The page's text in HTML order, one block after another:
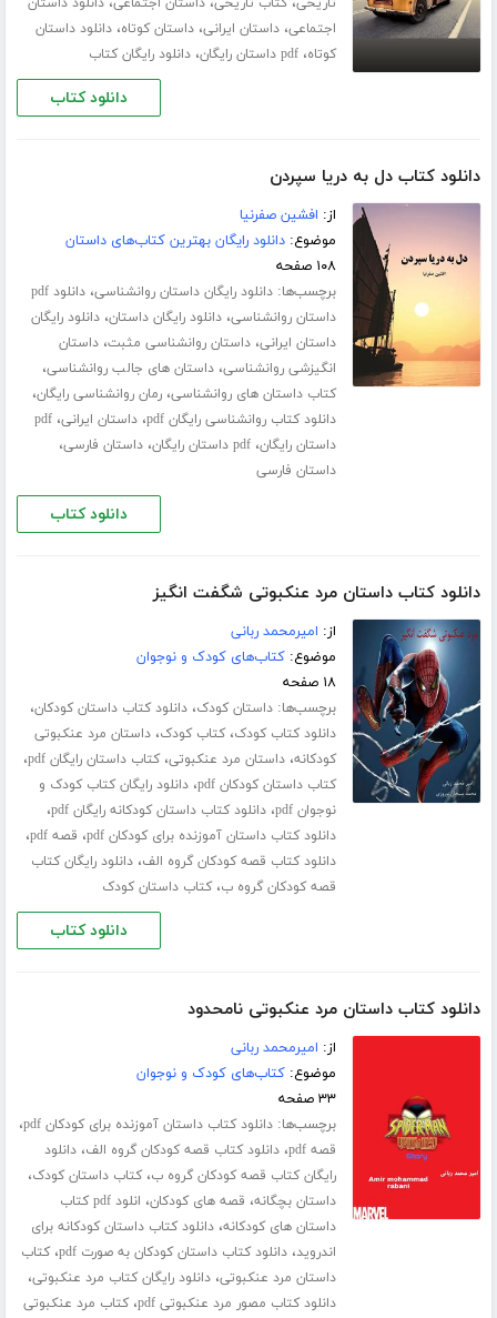
تاریخی کتاب تاریخی داستان اجتماعی دانلود داستان
اجتماعی،داستان ایرانی،داستان کوتاه،دانلود داستان
کوتاه،pdf داستان رایگان ،دانلود رایگان کتاب
دانلود کتاب
دانلود کتاب دل به دریا سپردن
از: افشین صفرنیا
موضوع:دانلود رایگان بهترین کتاب‌های داستان
۱۰۸ صفحه
برچسب‌ها:دانلود رایگان داستان روانشناسی،
دانلود pdf
داستان روانشناسی،دانلود رایگان داستان،دانلود رایگان
داستان ایرانی،داستان روانشناسی مثبت،داستان
انگیزشی روانشناسی،داستان های جالب روانشناسی،
کتاب داستان های روانشناسی،رمان روانشناسی رایگان،
دانلود کتاب روانشناسی رایگان pdf ،داستان ایرانی،pdf
داستان رایگان،pdf داستان رایگان ،داستان فارسی،
داستان فارسی
دانلود کتاب
دانلود کتاب داستان مرد عنکبوتی شگفت انگیز
از: امیرمحمد ربانی
موضوع:کتاب‌های کودک و نوجوان
۱۸ صفحه
برچسب‌ها:داستان کودک،دانلود کتاب داستان کودکان،
دانلود کتاب کودک،کتاب کودک،داستان مرد عنکبوتی
کودکانه،داستان مرد عنکبوتی،کتاب داستان رایگان pdf ،
کتاب داستان کودکان pdf ،دانلود رایگان کتاب کودک و
نوجوان pdf
،دانلود کتاب داستان کودکانه رایگان pdf ،
دانلود کتاب داستان آموزنده برای کودکان pdf ، قصه pdf ،
دانلود کتاب قصه کودکان گروه الف،دانلود رایگان کتاب
قصه کودکان گروه ب،کتاب داستان کودک
دانلود کتاب
دانلود کتاب داستان مرد عنکبوتی نامحدود
از: امیرمحمد ربانی
موضوع:کتاب‌های کودک و نوجوان
۳۳ صفحه
برچسب‌ها:دانلود کتاب داستان آموزنده برای کودکان pdf ،
قصه pdf ،دانلود کتاب قصه کودکان گروه الف،دانلود
رایگان کتاب قصه کودکان گروه ب،کتاب داستان کودک،
داستان بچگانه، قصه های کودکان،
انلود pdf کتاب
داستان های کودکانه،دانلود کتاب داستان کودکانه برای
اندروید،دانلود کتاب داستان کودکان به صورت pdf ،کتاب
داستان مرد عنکبوتی،دانلود رایگان کتاب مرد عنکبوتی،
دانلود کتاب مصور مرد عنکبوتی pdf ،کتاب مرد عنکبوتی